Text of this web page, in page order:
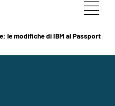
le modifiche di IBM al Passport